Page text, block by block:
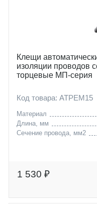
Клещи
изоляции проводов
торцевые МП-серия
Код товара: ATPEM15
Материал
Длина, мм
Сечение провода, мм2
1 530 ₽